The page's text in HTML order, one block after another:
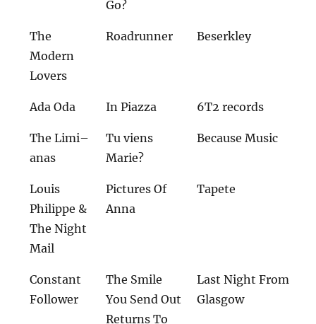
Go?
The
Modern
Lovers
Roadrunner Beserkley
Ada Oda In Piazza 6T2 records
The Limi–
anas
Tu viens
Marie?
Because Music
Louis
Philippe &
The Night
Mail
Pictures Of
Anna
Tapete
Constant
Follower
The Smile
You Send Out
Returns To
Last Night From
Glasgow